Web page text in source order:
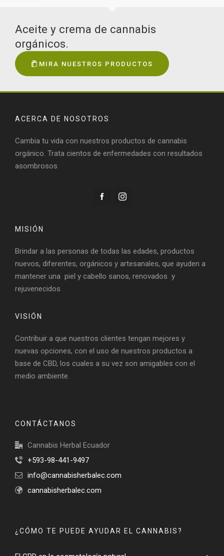
Aceite y crema de cannabis
orgánicos.
MIRA NUESTROS PRODUCTOS
ACERCA DE NOSOTROS
Cambia tu vida con nuestros productos de cannabis
orgánico. Trata cientos de enfermedades con resultados
asombrosos
MISIÓN
Brindar a las personas de todas las edades, productos
nuevos, diferentes, orgánicos y artesanales, que ayuden a
mantener una piel y cabello sanos, renovados y
rejuvenecidos
VISIÓN
Contribuir a que nuestros clientes tengan mejores y
nuevas opciones, con el uso de nuestros productos a
base de CBD, los cuales a su vez son amigables con el
medio ambiente.
CONTÁCTANOS
Cannabis Herbal Ecuador
+593-98-441-9497
info@cannabisherbalec.com
cannabisherbalec.com
¿CÓMO TE PUEDE AYUDAR EL CANNABIS?